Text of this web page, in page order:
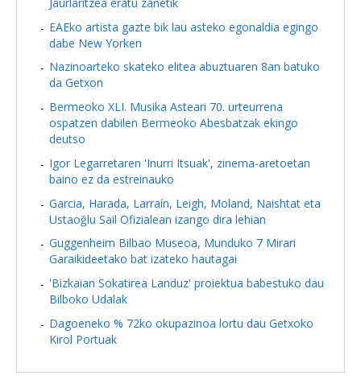
EAEko artista gazte bik lau asteko egonaldia egingo
dabe New Yorken
Nazinoarteko skateko elitea abuztuaren 8an batuko
da Getxon
Bermeoko XLI. Musika Asteari 70. urteurrena
ospatzen dabilen Bermeoko Abesbatzak ekingo
deutso
Igor Legarretaren 'Inurri Itsuak', zinema-aretoetan
baino ez da estreinauko
Garcia, Harada, Larraín, Leigh, Moland, Naishtat eta
Ustaoğlu Sail Ofizialean izango dira lehian
Guggenheim Bilbao Museoa, Munduko 7 Mirari
Garaikideetako bat izateko hautagai
'Bizkaian Sokatirea Landuz' proiektua babestuko dau
Bilboko Udalak
Dagoeneko % 72ko okupazinoa lortu dau Getxoko
Kirol Portuak